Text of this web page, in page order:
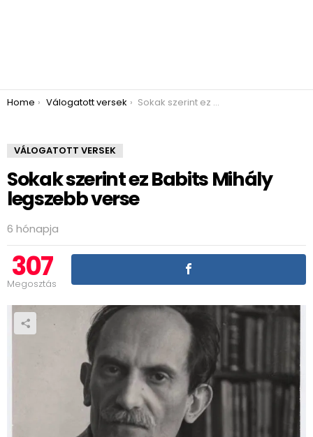
You are here:
Home Válogatott versek Sokak szerint ez Babits Mihály legszebb verse
VÁLOGATOTT VERSEK
Sokak szerint ez Babits Mihály
legszebb verse
6 hónapja
307
Megosztás